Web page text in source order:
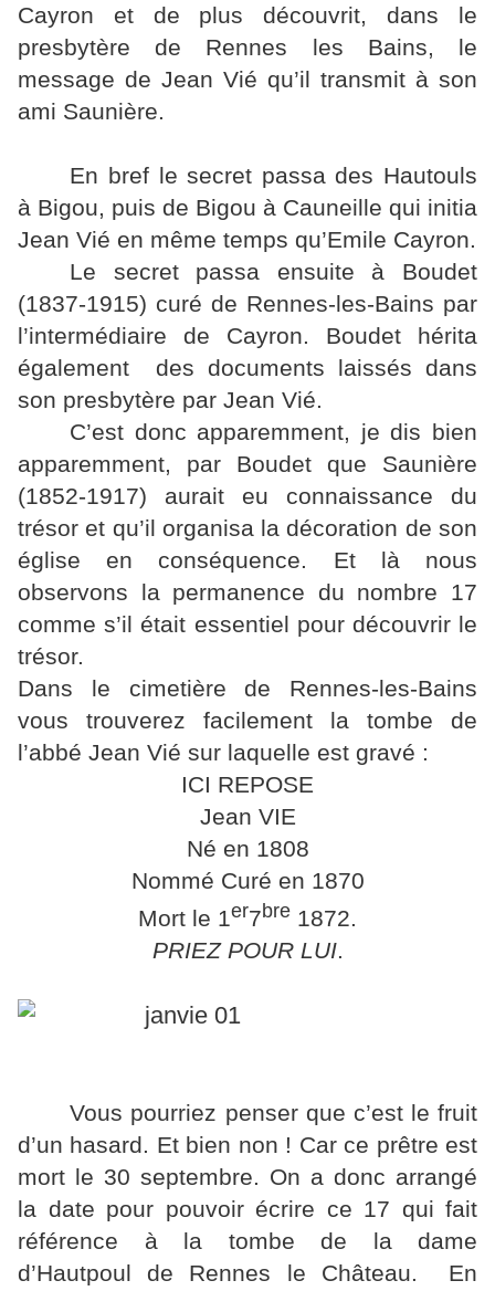
Cayron et de plus découvrit, dans le
presbytère de Rennes les Bains, le
message de Jean Vié qu’il transmit à son
ami Saunière.
En bref le secret passa des Hautouls
à Bigou, puis de Bigou à Cauneille qui initia
Jean Vié en même temps qu’Emile Cayron.
Le secret passa ensuite à Boudet
(1837-1915) curé de Rennes-les-Bains par
l’intermédiaire de Cayron. Boudet hérita
également des documents laissés dans
son presbytère par Jean Vié.
C’est donc apparemment, je dis bien
apparemment, par Boudet que Saunière
(1852-1917) aurait eu connaissance du
trésor et qu’il organisa la décoration de son
église en conséquence. Et là nous
observons la permanence du nombre 17
comme s’il était essentiel pour découvrir le
trésor.
Dans le cimetière de Rennes-les-Bains
vous trouverez facilement la tombe de
l’abbé Jean Vié sur laquelle est gravé :
ICI REPOSE
Jean VIE
Né en 1808
Nommé Curé en 1870
Mort le 1er7bre 1872.
PRIEZ POUR LUI.
Vous pourriez penser que c’est le fruit
d’un hasard. Et bien non ! Car ce prêtre est
mort le 30 septembre. On a donc arrangé
la date pour pouvoir écrire ce 17 qui fait
référence à la tombe de la dame
d’Hautpoul de Rennes le Château. En